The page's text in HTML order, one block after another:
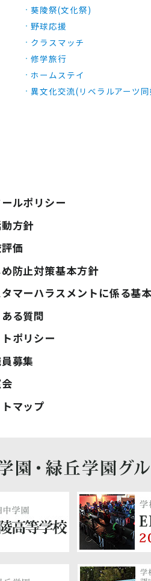
葵陵祭(文化祭)
野球応援
クラスマッチ
修学旅行
ホームステイ
異文化交流(リベラルアーツ
ルポリシー
方針
価
防止対策基本方針
マーハラスメントに係る基
る質問
ポリシー
募集
マップ